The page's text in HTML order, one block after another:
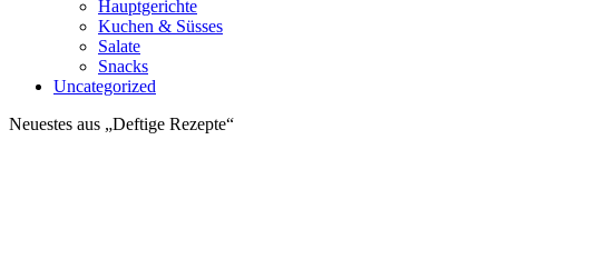
Hauptgerichte
Kuchen & Süsses
Salate
Snacks
Uncategorized
Neuestes aus „Deftige Rezepte“